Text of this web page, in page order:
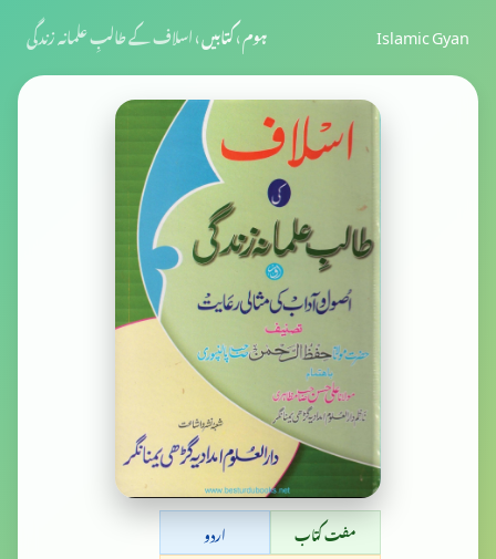
Islamic Gyan ہوم›کتابیں›اسلاف کے طالبِ علمانہ زندگی
مفت کتاب
اردو